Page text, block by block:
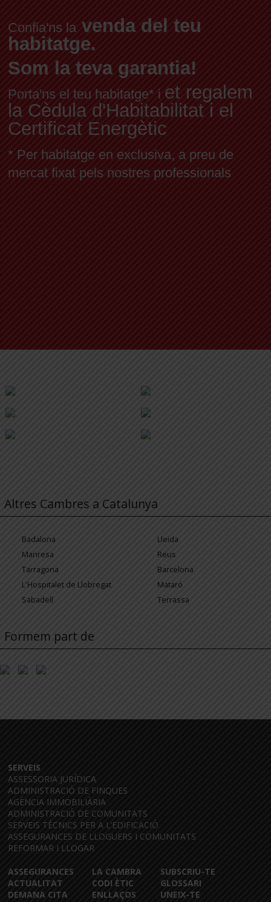
Confia'ns la venda del teu
habitatge.
Som la teva garantia!
Porta'ns el teu habitatge* i et regalem
la Cèdula d'Habitabilitat i el
Certificat Energètic
* Per habitatge en exclusiva, a preu de
mercat fixat pels nostres professionals
Altres Cambres a Catalunya
Badalona
Lleida
Manresa
Reus
Tarragona
Barcelona
L'Hospitalet de Llobregat
Mataró
Sabadell
Terrassa
Formem part de
SERVEIS
ASSESSORIA JURÍDICA
ADMINISTRACIÓ DE FINQUES
AGÈNCIA IMMOBILIÀRIA
ADMINISTRACIÓ DE COMUNITATS
SERVEIS TÈCNICS PER A L’EDIFICACIÓ
ASSEGURANCES DE LLOGUERS I COMUNITATS
REFORMAR I LLOGAR
ASSEGURANCES
ACTUALITAT
DEMANA CITA
LA CAMBRA
CODI ÈTIC
ENLLAÇOS
SUBSCRIU-TE
GLOSSARI
UNEIX-TE